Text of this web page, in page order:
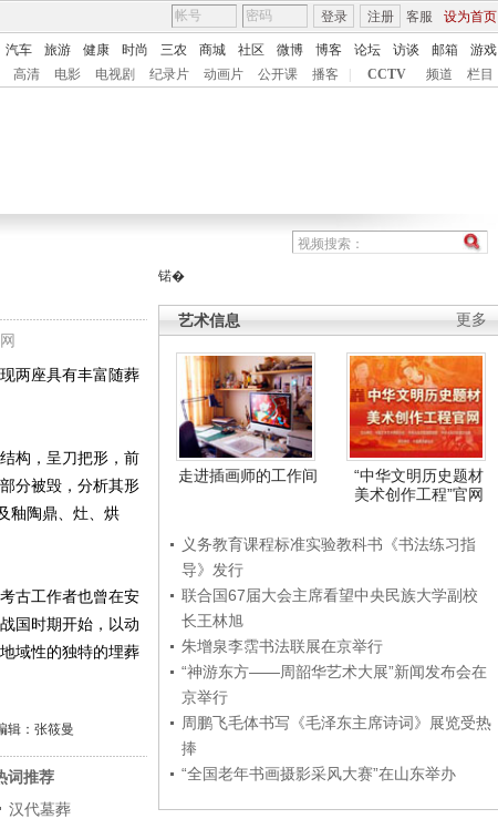
客服 设为首页
登录 注册
汽车 旅游 健康 时尚 三农 商城 社区 微博 博客 论坛 访谈 邮箱
游戏
高清 电影 电视剧 纪录片 动画片 公开课 播客 CCTV 频道 栏目
锘�
更多
艺术信息
走进插画师的工作间
“中华文明历史题材
美术创作工程”官网
义务教育课程标准实验教科书《书法练习指
导》发行
联合国67届大会主席看望中央民族大学副校
长王林旭
朱增泉李霑书法联展在京举行
“神游东方——周韶华艺术大展”新闻发布会在
京举行
周鹏飞毛体书写《毛泽东主席诗词》展览受热
捧
“全国老年书画摄影采风大赛”在山东举办
两座具有丰富随葬
构，呈刀把形，前
分被毁，分析其形
釉陶鼎、灶、烘
古工作者也曾在安
国时期开始，以动
域性的独特的埋葬
辑：张筱曼
词推荐
汉代墓葬